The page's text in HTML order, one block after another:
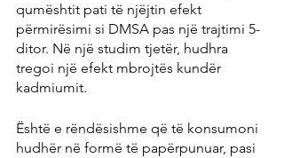
qumështit pati të njëjtin efekt
përmirësimi si DMSA pas një trajtimi 5-
ditor. Në një studim tjetër, hudhra
tregoi një efekt mbrojtës kundër
kadmiumit.
Është e rëndësishme që të konsumoni
hudhër në formë të papërpunuar, pasi